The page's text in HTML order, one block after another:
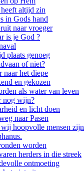
altijd zin
in Gods hand
naar vroeger
is je God ?
plaats genoeg
of niet?
naar het diepe
en gekozen
als water van leven
nog wijn?
en licht doen
naar Pasen
hoopvolle mensen zijn
worden
herders in die streek
ontmoeting